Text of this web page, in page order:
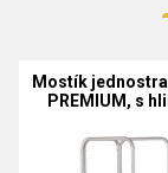
Mostík
PREMIUM, s